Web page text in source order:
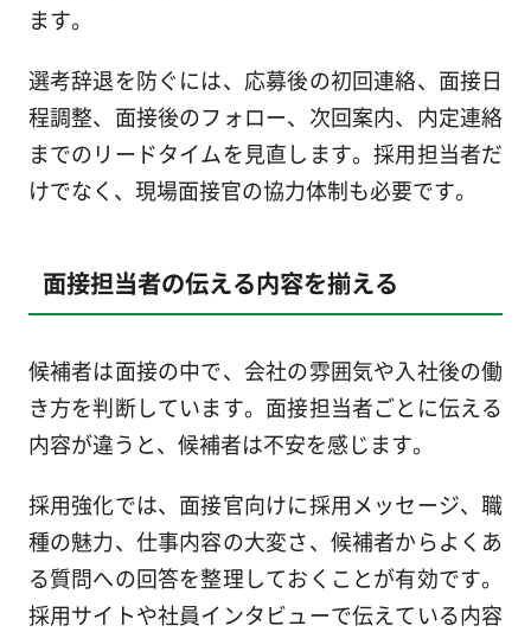
ます。
選考辞退を防ぐには、応募後の初回連絡、面接日
程調整、面接後のフォロー、次回案内、内定連絡
までのリードタイムを見直します。採用担当者だ
けでなく、現場面接官の協力体制も必要です。
面接担当者の伝える内容を揃える
候補者は面接の中で、会社の雰囲気や入社後の働
き方を判断しています。面接担当者ごとに伝える
内容が違うと、候補者は不安を感じます。
採用強化では、面接官向けに採用メッセージ、職
種の魅力、仕事内容の大変さ、候補者からよくあ
る質問への回答を整理しておくことが有効です。
採用サイトや社員インタビューで伝えている内容